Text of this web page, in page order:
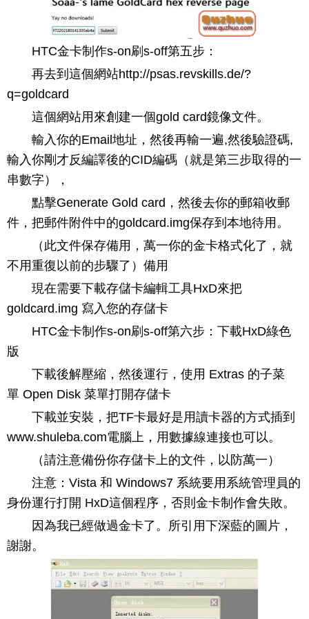
HTC金卡制作s-on刷s-off第五步：
再去到這個網站http://psas.revskills.de/?
q=goldcard
這個網站用來創建一個gold card鏡像文件。
輸入你的Email地址，然後再輸一遍,然後驗證碼,
輸入你剛才反編譯後的CID編碼（就是第三步取得的一
串數字），
點擊Generate Gold card，然後去你的郵箱收郵
件，把郵件附件中的goldcard.img保存到本地待用。
（此文件保存備用，萬一你的金卡格式化了，就
不用重復以前的步驟了）備用
現在需要下載存儲卡編輯工具HxD來把
goldcard.img 寫入您的存儲卡
HTC金卡制作s-on刷s-off第六步：下載HxD綠色
版
下載後解壓縮，然後運行，使用 Extras 的子菜
單 Open Disk 菜單打開存儲卡
下載並安裝，把TF卡最好是用讀卡器的方式插到
www.shuleba.com電腦上，用數據線連接也可以。
（請注意備份你存儲卡上的文件，以防萬一）
注意：Vista 和 Windows7 系統要用系統管理員的
身份運行打開 HxD這個程序，否則金卡制作會失敗。
因為我已經做過金卡了。所引用下深藍的圖片，
謝謝。